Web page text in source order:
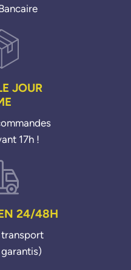
JOUR
17h !
24/48H
transport